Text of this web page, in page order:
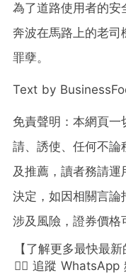
為了道路使用者的安
奔波在馬路上的老司
罪孽。
Text by
免責聲明：本網頁
請、誘使、任何不論
及推薦，讀者務請
決定，如因相關言論
涉及風險，證券價格
【了解更多最快最
👉🏻 追蹤 WhatsApp